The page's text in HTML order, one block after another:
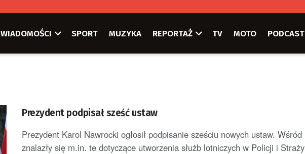
WIADOMOŚCI SPORT MUZYKA REPORTAŻ TV MOTO
Prezydent podpisał sześć ustaw
Prezydent Karol Nawrocki ogłosił podpisanie sześciu nowych ustaw. Wśród
znalazły się m.in. te dotyczące utworzenia służb lotniczych w Policji i Straży